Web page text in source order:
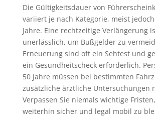
Die Gültigkeitsdauer von
variiert je nach Kategorie, meist
Jahre. Eine rechtzeitige Verlängerung
unerlässlich, um Bußgelder zu
Erneuerung sind oft ein Sehtest und
ein Gesundheitscheck erforderlich.
50 Jahre müssen bei bestimmten
zusätzliche ärztliche Untersuchungen
Verpassen Sie niemals wichtige
weiterhin sicher und legal mobil zu